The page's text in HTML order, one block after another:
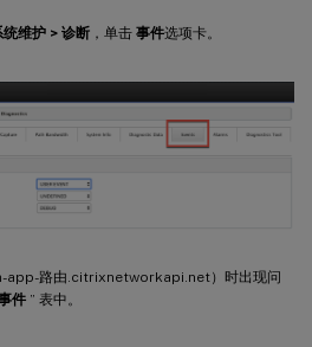
统维护 > 诊断 ，单击 事件选项卡。
app-路由.citrixnetworkapi.net）时出现问
件 ” 表中。